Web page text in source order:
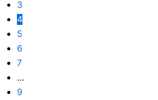
3
4
5
6
7
…
9